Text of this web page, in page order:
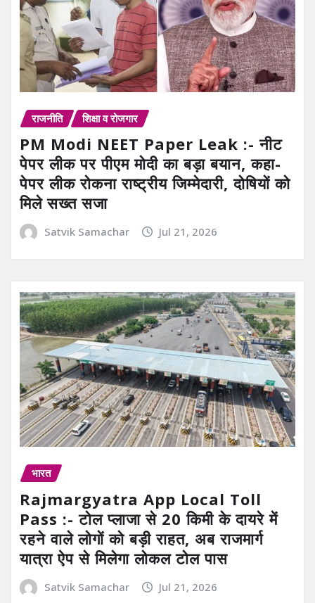
राजनीति शिक्षा व रोजगार
PM Modi NEET Paper Leak :- नीट
पेपर लीक पर पीएम मोदी का बड़ा बयान, कहा-
पेपर लीक रोकना राष्ट्रीय जिम्मेदारी, दोषियों को
मिले सख्त सजा
Satvik Samachar Jul 21, 2026
भारत
Rajmargyatra App Local Toll
Pass :- टोल प्लाजा से 20 किमी के दायरे में
रहने वाले लोगों को बड़ी राहत, अब राजमार्ग
यात्रा ऐप से मिलेगा लोकल टोल पास
Satvik Samachar Jul 21, 2026